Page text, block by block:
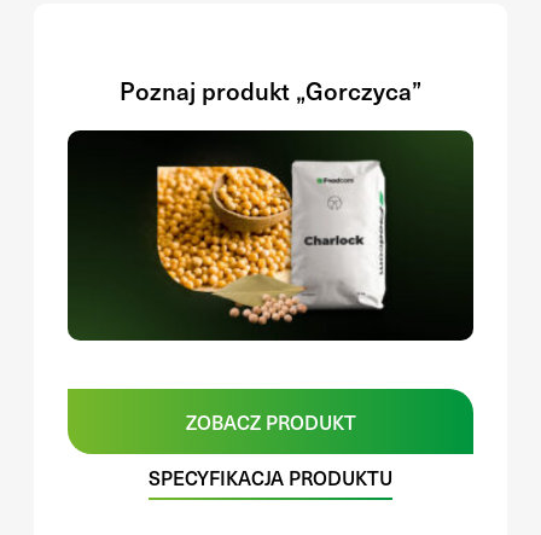
Poznaj produkt „Gorczyca”
ZOBACZ PRODUKT
SPECYFIKACJA PRODUKTU